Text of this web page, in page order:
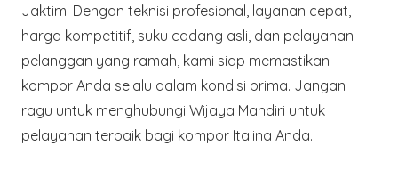
Jaktim. Dengan teknisi profesional, layanan cepat,
harga kompetitif, suku cadang asli, dan pelayanan
pelanggan yang ramah, kami siap memastikan
kompor Anda selalu dalam kondisi prima. Jangan
ragu untuk menghubungi Wijaya Mandiri untuk
pelayanan terbaik bagi kompor Italina Anda.